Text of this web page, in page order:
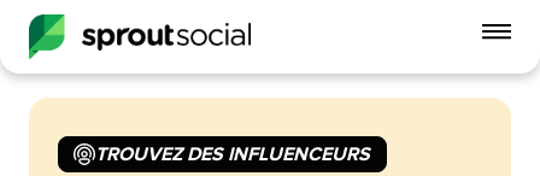
TROUVEZ DES INFLUENCEURS​​